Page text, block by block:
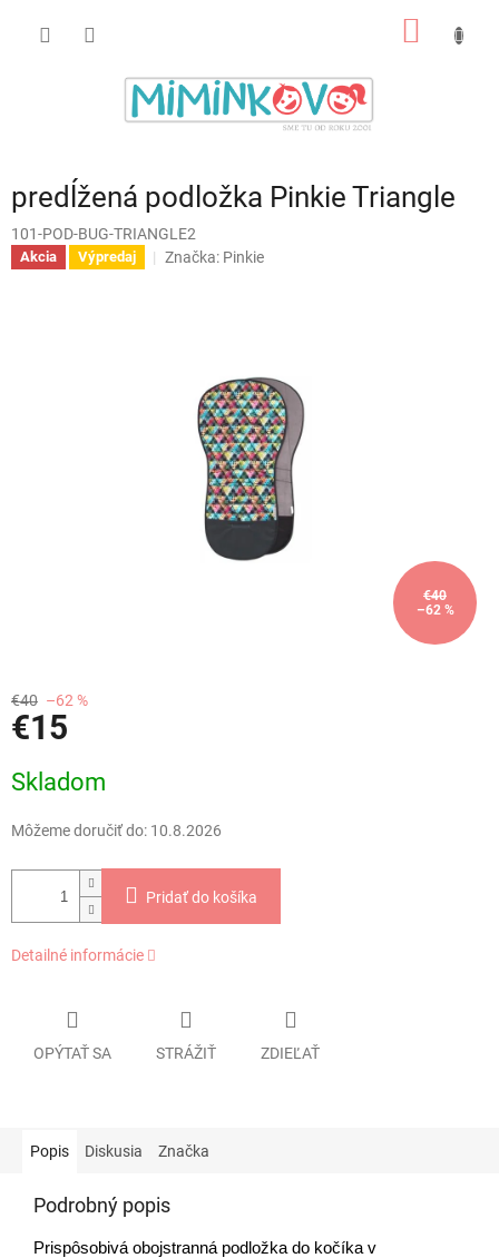
predĺžená podložka Pinkie Triangle
101-POD-BUG-TRIANGLE2
Akcia Výpredaj Značka: Pinkie
€40
–62 %
€40 –62 %
€15
cena:
Skladom
Môžeme doručiť do: 10.8.2026
Pridať do košíka
Detailné informácie
OPÝTAŤ SA STRÁŽIŤ ZDIEĽAŤ
Popis Diskusia Značka
Podrobný popis
Prispôsobivá obojstranná podložka do kočíka v